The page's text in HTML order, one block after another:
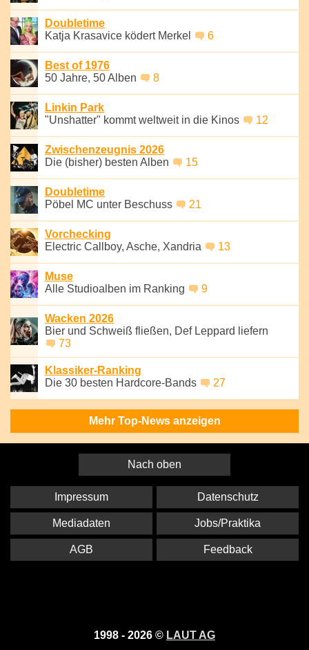
Doubletime
Katja Krasavice ködert Merkel
6
Best of 1976
50 Jahre, 50 Alben
8
Linkin Park
"Unshatter" kommt weltweit in die Kinos
12
Zwischenzeugnis 2026
Die (bisher) besten Alben
15
Doubletime
Pöbel MC unter Beschuss
21
Vorchecking
Electric Callboy, Asche, Xandria
13
Muse
Alle Studioalben im Ranking
9
Wacken 2026
Bier und Schweiß fließen, Def Leppard liefern
73
Klassiker-Ranking
Die 30 besten Hardcore-Bands
27
Mehr Top-News anzeigen
Nach oben
1998 - 2026 © LAUT AG
Impressum Datenschutz
Mediadaten Jobs/Praktika
AGB Feedback